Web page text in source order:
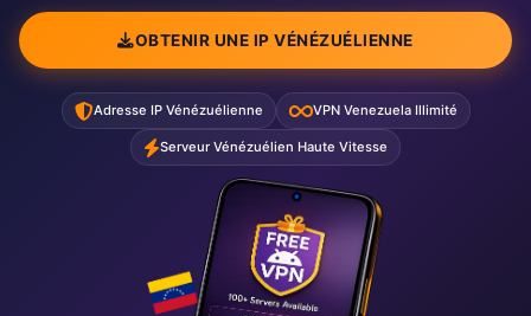
OBTENIR UNE IP VÉNÉZUÉLIENNE
Adresse IP Vénézuélienne VPN Venezuela Illimité
Serveur Vénézuélien Haute Vitesse